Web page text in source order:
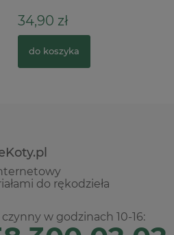
34,90 zł
do koszyka
do rękodzieła
w godzinach 10-16: